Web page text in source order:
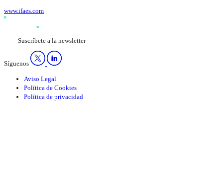
www.ifaes.com
Suscríbete a la newsletter
Síguenos
Aviso Legal
Política de Cookies
Política de privacidad